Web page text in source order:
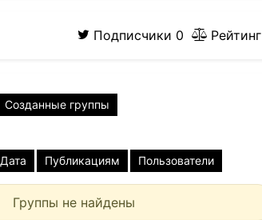
Подписчики 0 Рейтинг
Созданные группы
Дата Публикациям Пользователи
Группы не найдены